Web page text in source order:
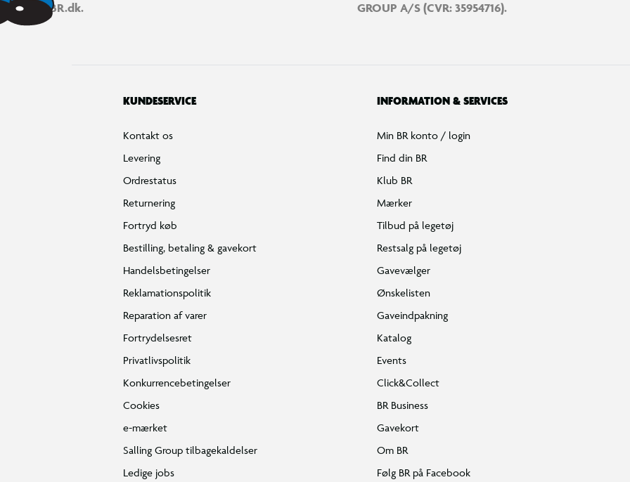
BR.dk.
GROUP A/S (CVR: 35954716).
KUNDESERVICE
Kontakt os
Levering
Ordrestatus
Returnering
Fortryd køb
Bestilling, betaling & gavekort
Handelsbetingelser
Reklamationspolitik
Reparation af varer
Fortrydelsesret
Privatlivspolitik
Konkurrencebetingelser
Cookies
e-mærket
Salling Group tilbagekaldelser
Ledige jobs
INFORMATION & SERVICES
Min BR konto / login
Find din BR
Klub BR
Mærker
Tilbud på legetøj
Restsalg på legetøj
Gavevælger
Ønskelisten
Gaveindpakning
Katalog
Events
Click&Collect
BR Business
Gavekort
Om BR
Følg BR på Facebook